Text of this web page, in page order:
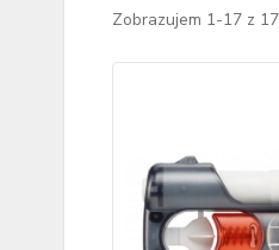
Zobrazujem 1-17 z 17